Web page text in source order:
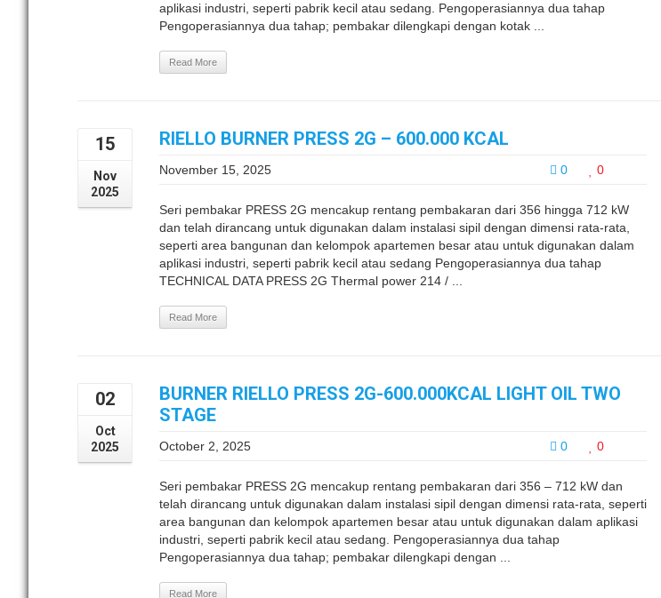
aplikasi industri, seperti pabrik kecil atau sedang. Pengoperasiannya dua tahap
Pengoperasiannya dua tahap; pembakar dilengkapi dengan kotak ...
Read More
15
Nov
2025
RIELLO BURNER PRESS 2G – 600.000 KCAL
0 0
November 15, 2025
Seri pembakar PRESS 2G mencakup rentang pembakaran dari 356 hingga 712 kW
dan telah dirancang untuk digunakan dalam instalasi sipil dengan dimensi rata-rata,
seperti area bangunan dan kelompok apartemen besar atau untuk digunakan dalam
aplikasi industri, seperti pabrik kecil atau sedang Pengoperasiannya dua tahap
TECHNICAL DATA PRESS 2G Thermal power 214 / ...
Read More
02
Oct
2025
BURNER RIELLO PRESS 2G-600.000KCAL LIGHT OIL TWO
STAGE
0 0
October 2, 2025
Seri pembakar PRESS 2G mencakup rentang pembakaran dari 356 – 712 kW dan
telah dirancang untuk digunakan dalam instalasi sipil dengan dimensi rata-rata, seperti
area bangunan dan kelompok apartemen besar atau untuk digunakan dalam aplikasi
industri, seperti pabrik kecil atau sedang. Pengoperasiannya dua tahap
Pengoperasiannya dua tahap; pembakar dilengkapi dengan ...
Read More